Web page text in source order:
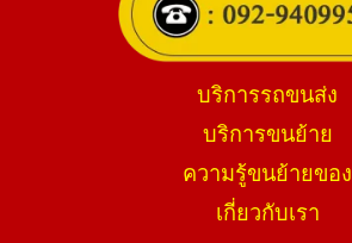
บริการรถขนส่ง
บริการขนย้าย
ความรู้ขนย้ายของ
เกี่ยวกับเรา